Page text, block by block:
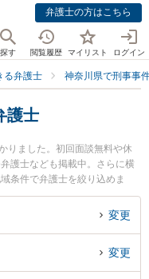
弁護士の方はこちら
探す 閲覧履歴 マイリスト ログイン
る弁護士 神奈川県で刑事事
護士
りました。初回面談無料や休
護士なども掲載中。さらに横
条件で弁護士を絞り込めま
犯・前科あり等の細かな分野
ートアップ法律事務所 相模原
や夜間に発生した薬物犯罪の
犯罪のトラブル解決の実績豊
変更
変更